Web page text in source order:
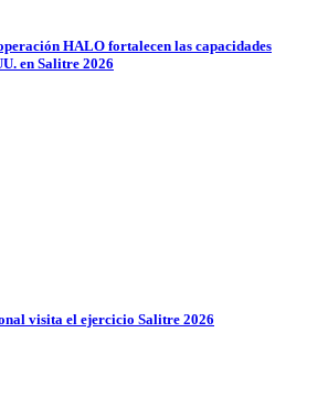
HALO fortalecen las capacidades
en Salitre 2026
visita el ejercicio Salitre 2026